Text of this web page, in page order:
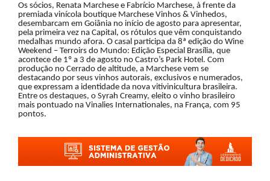
Os sócios, Renata Marchese e Fabrício Marchese, à frente da
premiada vinícola boutique Marchese Vinhos & Vinhedos,
desembarcam em Goiânia no início de agosto para apresentar,
pela primeira vez na Capital, os rótulos que vêm conquistando
medalhas mundo afora. O casal participa da 8ª edição do Wine
Weekend – Terroirs do Mundo: Edição Especial Brasília, que
acontece de 1º a 3 de agosto no Castro’s Park Hotel. Com
produção no Cerrado de altitude, a Marchese vem se
destacando por seus vinhos autorais, exclusivos e numerados,
que expressam a identidade da nova vitivinicultura brasileira.
Entre os destaques, o Syrah Creamy, eleito o vinho brasileiro
mais pontuado na Vinalies Internationales, na França, com 95
pontos.